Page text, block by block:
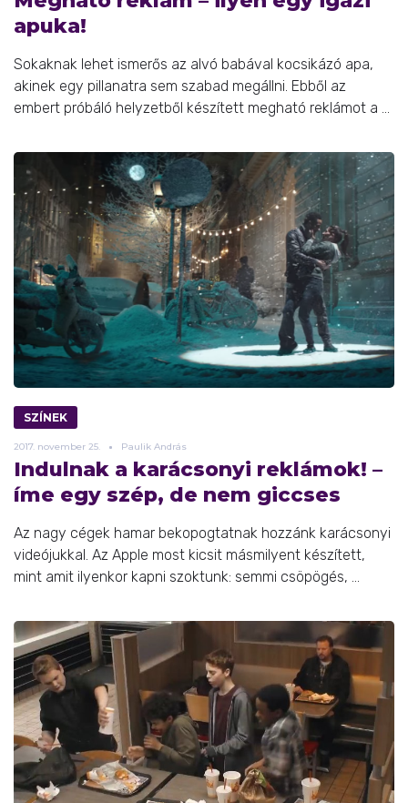
apuka!
Sokaknak lehet ismerős az alvó babával kocsikázó apa,
akinek egy pillanatra sem szabad megállni. Ebből az
embert próbáló helyzetből készített megható reklámot a ...
SZÍNEK
2017. november 25. Paulik András
Indulnak a karácsonyi reklámok! –
íme egy szép, de nem giccses
Az nagy cégek hamar bekopogtatnak hozzánk karácsonyi
videójukkal. Az Apple most kicsit másmilyent készített,
mint amit ilyenkor kapni szoktunk: semmi csöpögés, ...